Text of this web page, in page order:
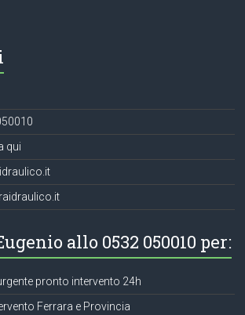
qui
allo 0532 050010 per:
pronto intervento 24h
Ferrara e Provincia